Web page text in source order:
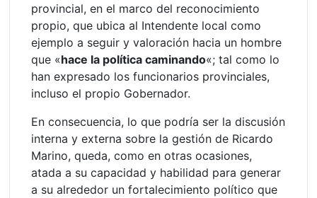
provincial, en el marco del reconocimiento
propio, que ubica al Intendente local como
ejemplo a seguir y valoración hacia un hombre
que «hace la política caminando«; tal como lo
han expresado los funcionarios provinciales,
incluso el propio Gobernador.
En consecuencia, lo que podría ser la discusión
interna y externa sobre la gestión de Ricardo
Marino, queda, como en otras ocasiones,
atada a su capacidad y habilidad para generar
a su alrededor un fortalecimiento político que